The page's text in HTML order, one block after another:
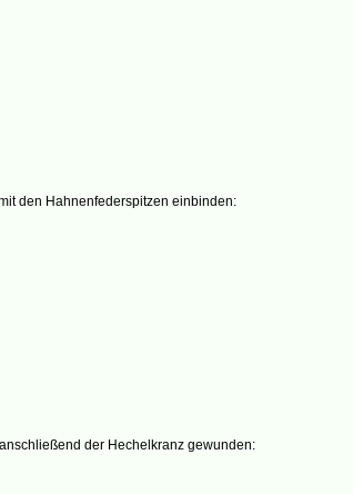
den Hahnenfederspitzen einbinden:
der Hechelkranz gewunden: